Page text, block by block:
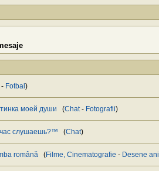
- Fotbal )
моей души (Chat- Fotografii)
слушаешь?™ (Chat)
română (Filme, Cinematografie - Desene